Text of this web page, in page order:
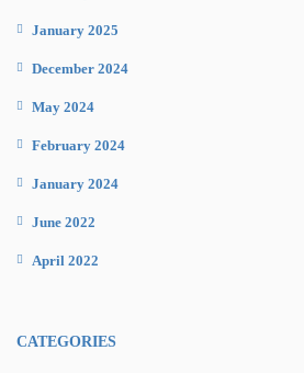
January 2025
December 2024
May 2024
February 2024
January 2024
June 2022
April 2022
CATEGORIES